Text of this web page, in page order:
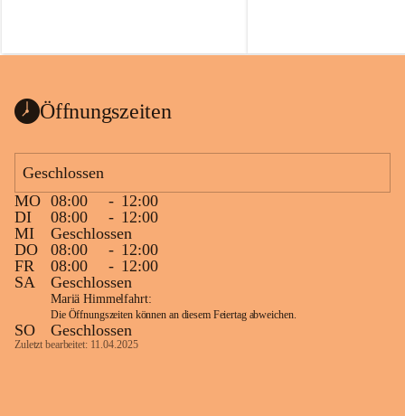
können ab 1. September wieder heimische
Vielfalt in Gärten bringen und zugleich
Wie wichtig Hecken sind zeigt das
österreichweite Forschungsprojekt
„Heckenleben“ des Vereins Regionale
Gehölzvermehrung. Die Untersuchungen
machen deutlich, dass Bestäuber auf ein
möglichst durchgehendes
Nahrungsangebot angewiesen sind.
Heimische Hecken können
Versorgungslücken schließen, weil
unterschiedliche Gehölzarten zu
Öffnungszeiten
Geschlossen
MO 08:00 - 12:00
DI
08:00 - 12:00
MI
Geschlossen
DO
08:00 - 12:00
FR
08:00 - 12:00
SA
Geschlossen
Mariä Himmelfahrt:
Die Öffnungszeiten können an diesem Feiertag abweichen.
SO Geschlossen
Zuletzt bearbeitet: 11.04.2025